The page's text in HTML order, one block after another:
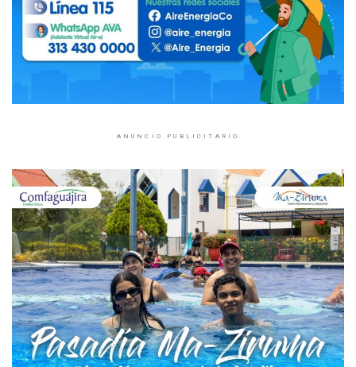
ANUNCIO PUBLICITARIO